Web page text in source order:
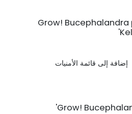
1-2-Grow!
إضافة إلى قائمة الأمنيات